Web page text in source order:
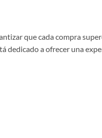
que cada compra
dedicado a ofrecer una